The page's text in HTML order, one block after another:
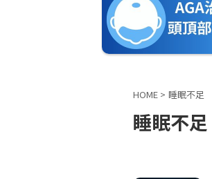
HOME > 睡眠不足
睡眠不足